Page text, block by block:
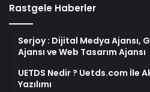
Rastgele Haberler
Serjoy : Dijital Medya Ajansı,
Ajansı ve Web Tasarım Ajansı
UETDS Nedir ? Uetds.com İle
Yazılımı